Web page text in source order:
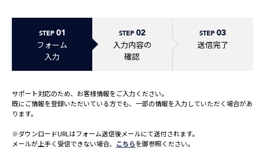
STEP 01
フォーム
入力
STEP 02
入力内容の
確認
STEP 03
送信完了
サポート対応のため、お客様情報をご入力ください。
既にご情報を登録いただいている方でも、一部の情報を入力していただく場合があ
ります。
※ダウンロードURLはフォーム送信後メールにて送付されます。
メールが上手く受信できない場合、 こちらを御参照ください。